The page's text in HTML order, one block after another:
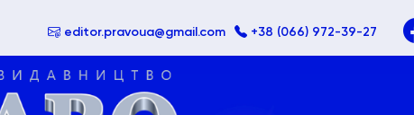
editor.pravoua@gmail.com +38 (066) 972-39-27